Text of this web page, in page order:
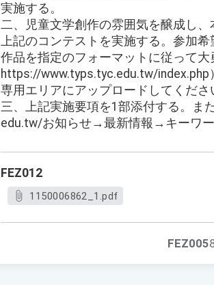
実施する。
二、児童文学創作の雰囲気を醸成し、
上記のコンテストを実施する。参加希
作品を指定のフォーマットに従って大
https://www.typs.tyc.edu.tw/index.php
専用エリアにアップロードしてくださ
三、上記実施要項を1部添付する。ま
edu.tw/お知らせ→最新情報→キーワー
FEZ012
1150006862_1.pdf
FEZ005